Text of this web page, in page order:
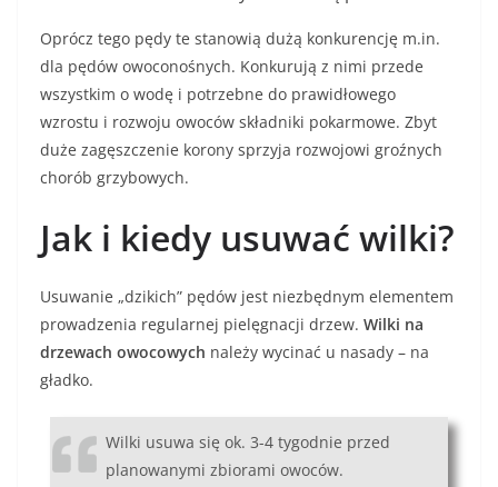
Oprócz tego pędy te stanowią dużą konkurencję m.in.
dla pędów owoconośnych. Konkurują z nimi przede
wszystkim o wodę i potrzebne do prawidłowego
wzrostu i rozwoju owoców składniki pokarmowe. Zbyt
duże zagęszczenie korony sprzyja rozwojowi groźnych
chorób grzybowych.
Jak i kiedy usuwać wilki?
Usuwanie „dzikich” pędów jest niezbędnym elementem
prowadzenia regularnej pielęgnacji drzew. Wilki na
drzewach owocowych należy wycinać u nasady – na
gładko.
Wilki usuwa się ok. 3-4 tygodnie przed
planowanymi zbiorami owoców.